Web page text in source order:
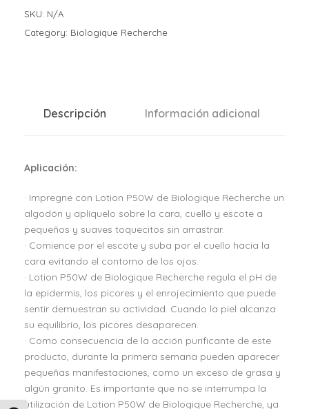
SKU: N/A
Category: Biologique Recherche
Descripción Información adicional
Aplicación:
· Impregne con Lotion P50W de Biologique Recherche un
algodón y aplíquelo sobre la cara, cuello y escote a
pequeños y suaves toquecitos sin arrastrar.
· Comience por el escote y suba por el cuello hacia la
cara evitando el contorno de los ojos.
· Lotion P50W de Biologique Recherche regula el pH de
la epidermis, los picores y el enrojecimiento que puede
sentir demuestran su actividad. Cuando la piel alcanza
su equilibrio, los picores desaparecen.
· Como consecuencia de la acción purificante de este
producto, durante la primera semana pueden aparecer
pequeñas manifestaciones, como un exceso de grasa y
algún granito. Es importante que no se interrumpa la
utilización de Lotion P50W de Biologique Recherche, ya